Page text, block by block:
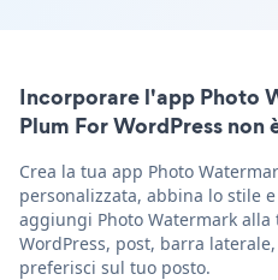
Incorporare l'app Photo
Plum For WordPress
Crea la tua app Photo
personalizzata, abbina lo stile
aggiungi Photo Watermark alla
WordPress, post, barra
preferisci sul tuo posto.